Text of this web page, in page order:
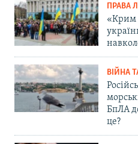
ПРАВА
«Крим
ВІЙНА
БпЛА
це?